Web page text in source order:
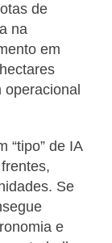
de
na
em
“tipo” de IA
Se
e